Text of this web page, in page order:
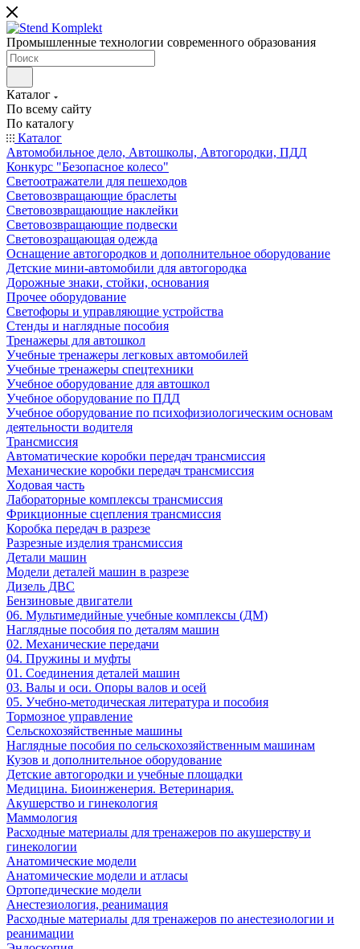
Промышленные технологии современного образования
Каталог
По всему сайту
По каталогу
Каталог
Автомобильное дело, Автошколы, Автогородки, ПДД
Конкурс "Безопасное колесо"
Светоотражатели для пешеходов
Световозвращающие браслеты
Световозвращающие наклейки
Световозвращающие подвески
Световозращающая одежда
Оснащение автогородков и дополнительное оборудование
Детские мини-автомобили для автогородка
Дорожные знаки, стойки, основания
Прочее оборудование
Светофоры и управляющие устройства
Стенды и наглядные пособия
Тренажеры для автошкол
Учебные тренажеры легковых автомобилей
Учебные тренажеры спецтехники
Учебное оборудование для автошкол
Учебное оборудование по ПДД
Учебное оборудование по психофизиологическим основам
деятельности водителя
Трансмиссия
Автоматические коробки передач трансмиссия
Механические коробки передач трансмиссия
Ходовая часть
Лабораторные комплексы трансмиссия
Фрикционные сцепления трансмиссия
Коробка передач в разрезе
Разрезные изделия трансмиссия
Детали машин
Модели деталей машин в разрезе
Дизель ДВС
Бензиновые двигатели
06. Мультимедийные учебные комплексы (ДМ)
Наглядные пособия по деталям машин
02. Механические передачи
04. Пружины и муфты
01. Соединения деталей машин
03. Валы и оси. Опоры валов и осей
05. Учебно-методическая литература и пособия
Тормозное управление
Сельскохозяйственные машины
Наглядные пособия по сельскохозяйственным машинам
Кузов и дополнительное оборудование
Детские автогородки и учебные площадки
Медицина. Биоинженерия. Ветеринария.
Акушерство и гинекология
Маммология
Расходные материалы для тренажеров по акушерству и
гинекологии
Анатомические модели
Анатомические модели и атласы
Ортопедические модели
Анестезиология, реанимация
Расходные материалы для тренажеров по анестезиологии и
реанимации